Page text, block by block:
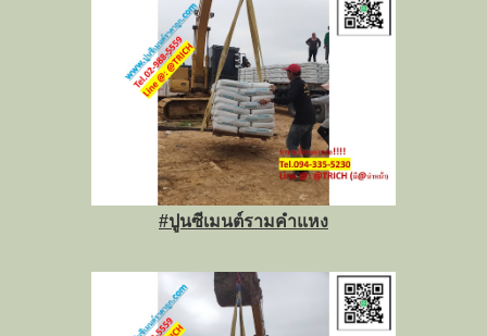
#ปูนซีเมนต์รามคำแหง